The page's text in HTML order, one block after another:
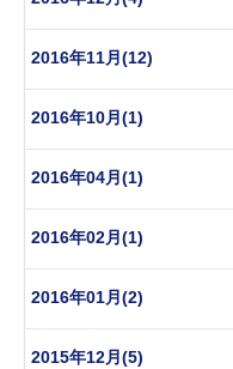
2016年11月(12)
2016年10月(1)
2016年04月(1)
2016年02月(1)
2016年01月(2)
2015年12月(5)